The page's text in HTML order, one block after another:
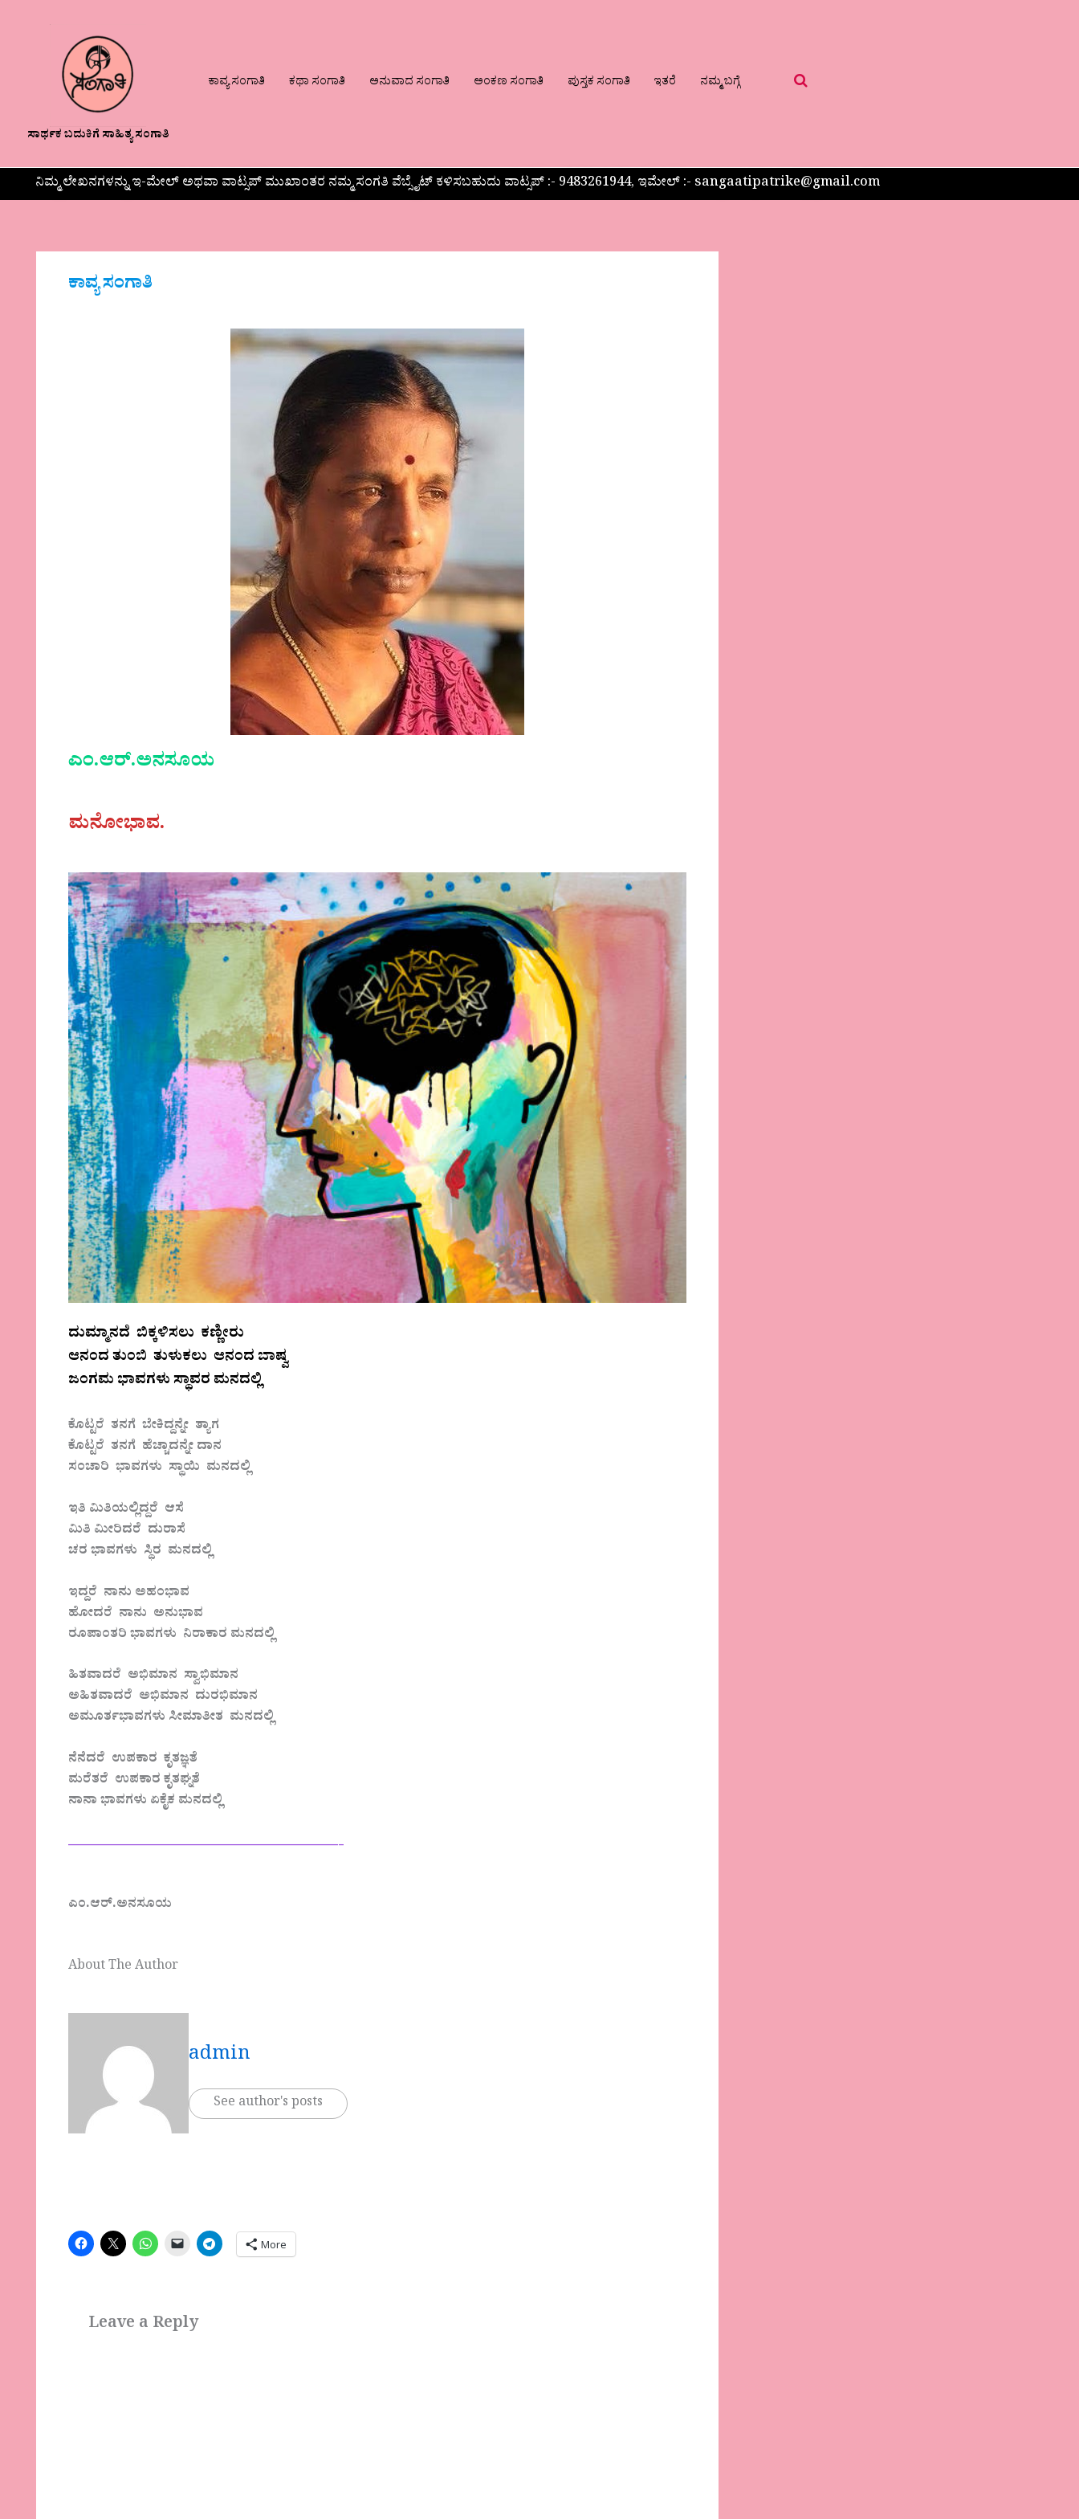
ಸಾರ್ಥಕ ಬದುಕಿಗೆ ಸಾಹಿತ್ಯ ಸಂಗಾತಿ
ಕಾವ್ಯ ಸಂಗಾತಿ ಕಥಾ ಸಂಗಾತಿ ಅನುವಾದ ಸಂಗಾತಿ ಅಂಕಣ ಸಂಗಾತಿ ಪುಸ್ತಕ ಸಂಗಾತಿ ಇತರೆ ನಮ್ಮ ಬಗ್ಗೆ
ನಿಮ್ಮ ಲೇಖನಗಳನ್ನು ಇ-ಮೇಲ್ ಅಥವಾ ವಾಟ್ಸಪ್ ಮುಖಾಂತರ ನಮ್ಮ ಸಂಗತಿ ವೆಬ್ಸೈಟ್ ಕಳಿಸಬಹುದು ವಾಟ್ಸಪ್‌ :- 9483261944, ಇಮೇಲ್ :- sangaatipatrike@gmail.com
ಕಾವ್ಯ ಸಂಗಾತಿ
ಎಂ.ಆರ್.ಅನಸೂಯ
ಮನೋಭಾವ.
ದುಮ್ಮಾನದೆ ಬಿಕ್ಕಳಿಸಲು ಕಣ್ಣೀರು
ಆನಂದ ತುಂಬಿ ತುಳುಕಲು ಆನಂದ ಬಾಷ್ವ
ಜಂಗಮ ಭಾವಗಳು ಸ್ಥಾವರ ಮನದಲ್ಲಿ
ಕೊಟ್ಟರೆ ತನಗೆ ಬೇಕಿದ್ದನ್ನೇ ತ್ಯಾಗ
ಕೊಟ್ಟರೆ ತನಗೆ ಹೆಚ್ಚಾದನ್ನೇ ದಾನ
ಸಂಚಾರಿ ಭಾವಗಳು ಸ್ಥಾಯಿ ಮನದಲ್ಲಿ
ಇತಿ ಮಿತಿಯಲ್ಲಿದ್ದರೆ ಆಸೆ
ಮಿತಿ ಮೀರಿದರೆ ದುರಾಸೆ
ಚರ ಭಾವಗಳು ಸ್ಥಿರ ಮನದಲ್ಲಿ
ಇದ್ದರೆ ನಾನು ಅಹಂಭಾವ
ಹೋದರೆ ನಾನು ಅನುಭಾವ
ರೂಪಾಂತರಿ ಭಾವಗಳು ನಿರಾಕಾರ ಮನದಲ್ಲಿ
ಹಿತವಾದರೆ ಅಭಿಮಾನ ಸ್ವಾಭಿಮಾನ
ಅಹಿತವಾದರೆ ಅಭಿಮಾನ ದುರಭಿಮಾನ
ಅಮೂರ್ತಭಾವಗಳು ಸೀಮಾತೀತ ಮನದಲ್ಲಿ
ನೆನೆದರೆ ಉಪಕಾರ ಕೃತಜ್ಞತೆ
ಮರೆತರೆ ಉಪಕಾರ ಕೃತಘ್ನತೆ
ನಾನಾ ಭಾವಗಳು ಏಕೈಕ ಮನದಲ್ಲಿ
——————————————-
ಎಂ.ಆರ್.ಅನಸೂಯ
About The Author
admin
See author's posts
More
Leave a Reply